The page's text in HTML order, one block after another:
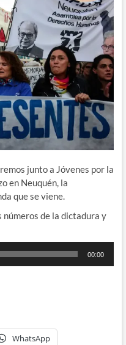
junto a Jóvenes por la
en Neuquén, la
que se viene.
números de la dictadura y
00:00
WhatsApp